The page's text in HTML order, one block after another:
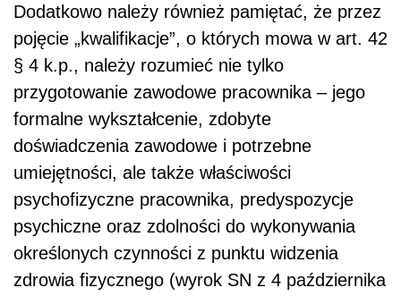
Dodatkowo należy również pamiętać, że przez
pojęcie „kwalifikacje”, o których mowa w art. 42
§ 4 k.p., należy rozumieć nie tylko
przygotowanie zawodowe pracownika – jego
formalne wykształcenie, zdobyte
doświadczenia zawodowe i potrzebne
umiejętności, ale także właściwości
psychofizyczne pracownika, predyspozycje
psychiczne oraz zdolności do wykonywania
określonych czynności z punktu widzenia
zdrowia fizycznego (wyrok SN z 4 października